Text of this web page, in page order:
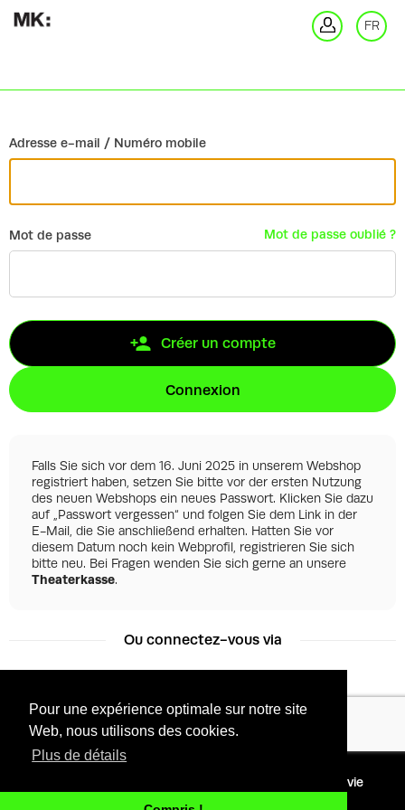
Pour une expérience optimale sur notre site
Web, nous utilisons des cookies.
Plus de détails
FR
Adresse e-mail / Numéro mobile
Mot de passe Mot de passe oublié ?
Créer un compte
Connexion
Falls Sie sich vor dem 16. Juni 2025 in unserem Webshop
registriert haben, setzen Sie bitte vor der ersten Nutzung
des neuen Webshops ein neues Passwort. Klicken Sie dazu
auf „Passwort vergessen“ und folgen Sie dem Link in der
E-Mail, die Sie anschließend erhalten. Hatten Sie vor
diesem Datum noch kein Webprofil, registrieren Sie sich
bitte neu. Bei Fragen wenden Sie sich gerne an unsere
Theaterkasse.
Ou connectez-vous via
Facebook
Tixly
Protection de la vie